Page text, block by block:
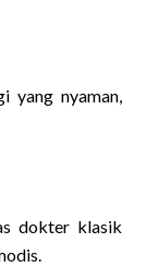
yang nyaman,
dokter klasik